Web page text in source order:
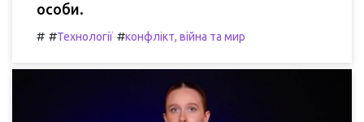
особи.
# #Технології #конфлікт, війна та мир